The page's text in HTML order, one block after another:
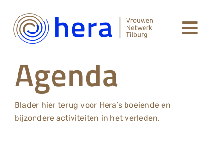
naar
inhoud
Leden Hera Netwerk
Agenda
Agenda
Blader hier terug voor Hera’s boeiende en
bijzondere activiteiten in het verleden.